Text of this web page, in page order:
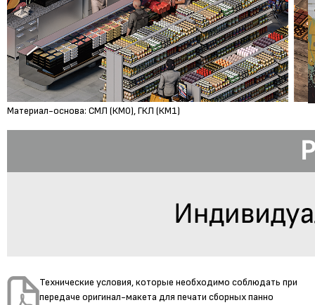
Материал-основа: СМЛ (КМ0), ГКЛ (КМ1)
Технические условия, которые необходимо соблюдать при
передаче оригинал-макета для печати сборных панно